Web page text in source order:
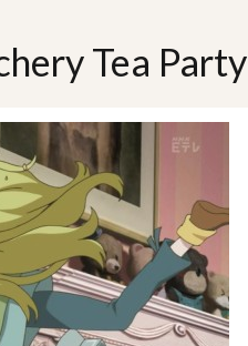
Tea Party